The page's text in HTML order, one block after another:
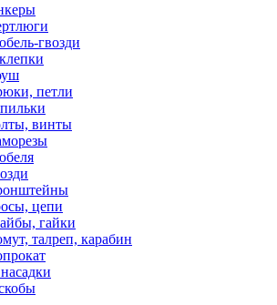
гвозди
петли
винты
цепи
гайки
талреп, карабин